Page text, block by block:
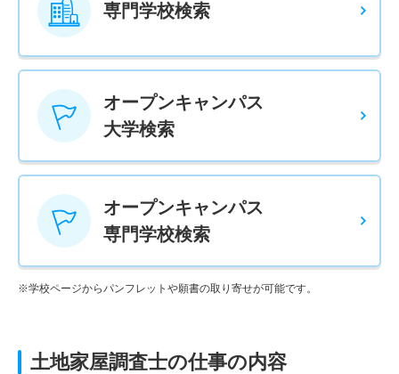
専門学校検索
オープンキャンパス
大学検索
オープンキャンパス
専門学校検索
※学校ページからパンフレットや願書の取り寄せが可能です。
土地家屋調査士の仕事の内容